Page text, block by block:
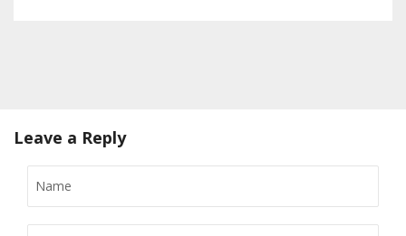
Leave a Reply